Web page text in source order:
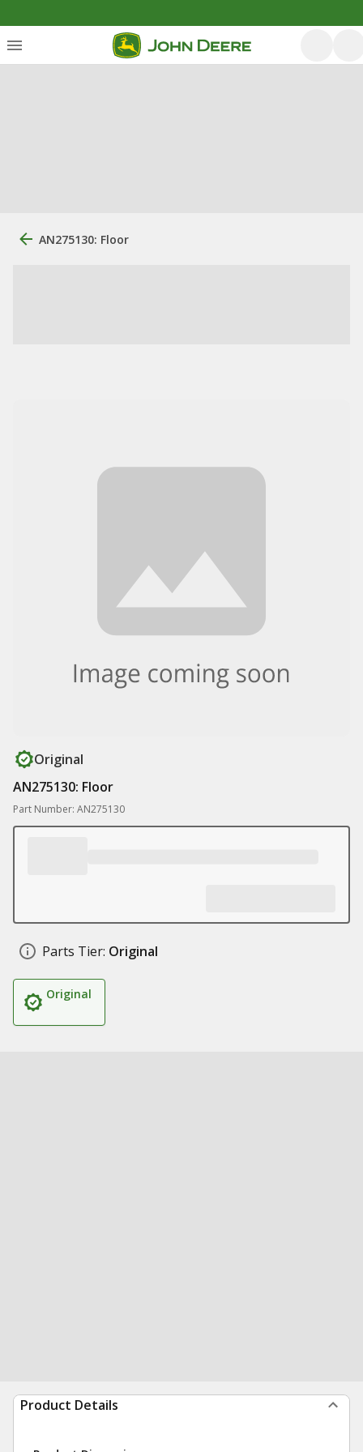
AN275130: Floor
Original
AN275130: Floor
Part Number: AN275130
Parts Tier: Original
Original
Product Details